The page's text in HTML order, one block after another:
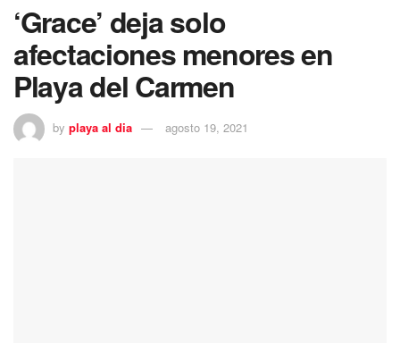
‘Grace’ deja solo
afectaciones menores en
Playa del Carmen
by playa al dia agosto 19, 2021